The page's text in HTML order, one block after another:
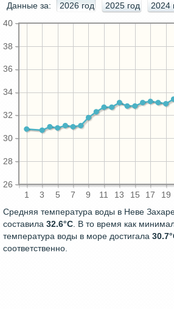
Данные за: 2026 год 2025 год 2024
1 3 5 7 9 11 13 15 17 19
26
28
30
32
34
36
38
40
Средняя температура воды в Неве
составила 32.6°C. В то время как
температура воды в море достигала
соответственно.